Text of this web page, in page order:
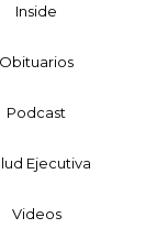
Inside
Obituarios
Podcast
Ejecutiva
Videos